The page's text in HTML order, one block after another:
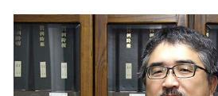
自己破産 デメリット 仕事
個人再生 費用
離婚届 必要書類
悪徳商法 営業
労働問題 訴える
労働問題 種類
その他の法律問題 焼津市
相続 静岡市
その他の法律問題 藤枝市
交通事故 島田市